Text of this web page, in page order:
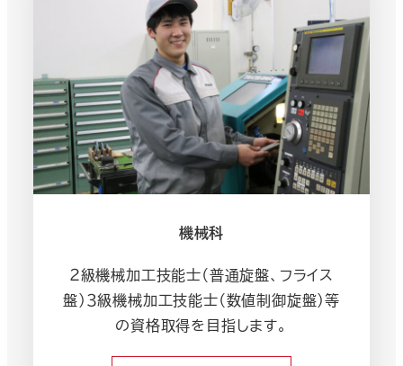
機械科
２級機械加工技能士（普通旋盤、フライス
盤）３級機械加工技能士（数値制御旋盤）等
の資格取得を目指します。